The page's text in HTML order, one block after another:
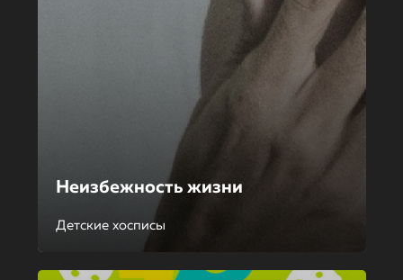
Неизбежность жизни
Детские хосписы